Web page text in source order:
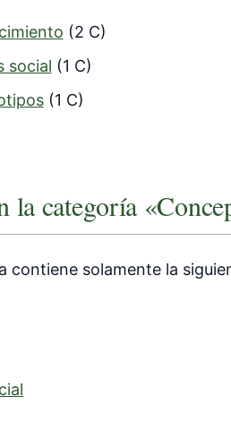
(2 C)
social (1 C)
(1 C)
la categoría
contiene solamente la